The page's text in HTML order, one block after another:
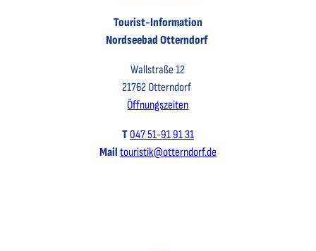
Tourist-Information
Nordseebad Otterndorf
Wallstraße 12
21762 Otterndorf
Öffnungszeiten
T047 51-91 91 31
Mail touristik@otterndorf.de